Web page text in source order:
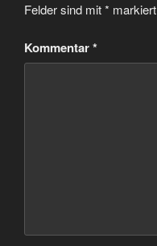
Felder sind mit* markiert
Kommentar*